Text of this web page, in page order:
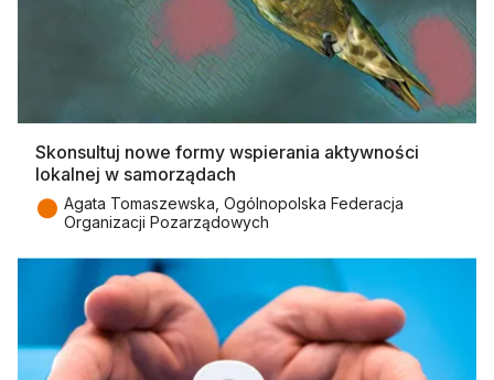
Skonsultuj nowe formy wspierania aktywności
lokalnej w samorządach
● Agata Tomaszewska, Ogólnopolska Federacja
Organizacji Pozarządowych